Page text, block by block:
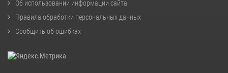
Об использовании информации сайта
Правила обработки персональных данных
Сообщить об ошибках